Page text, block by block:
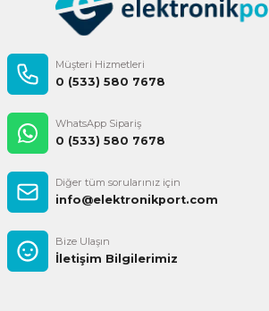
Müşteri Hizmetleri
0 (533) 580 7678
WhatsApp Sipariş
0 (533) 580 7678
Diğer tüm sorularınız için
info@elektronikport.com
Bize Ulaşın
İletişim Bilgilerimiz